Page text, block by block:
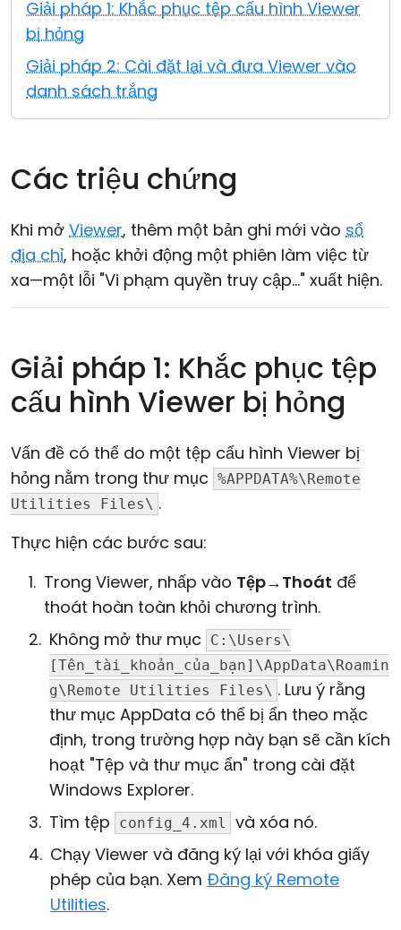
Giải pháp 1: Khắc phục tệp cấu hình Viewer
bị hỏng
Giải pháp 2: Cài đặt lại và đưa Viewer vào
danh sách trắng
Các triệu chứng
Khi mở Viewer, thêm một bản ghi mới vào sổ
địa chỉ, hoặc khởi động một phiên làm việc từ
xa—một lỗi "Vi phạm quyền truy cập..." xuất hiện.
Giải pháp 1: Khắc phục tệp
cấu hình Viewer bị hỏng
Vấn đề có thể do một tệp cấu hình Viewer bị
hỏng nằm trong thư mục %APPDATA%\Remote
Utilities Files\ .
Thực hiện các bước sau:
Trong Viewer, nhấp vào Tệp→Thoát để
thoát hoàn toàn khỏi chương trình.
Không mở thư mục
C:\Users\
[Tên_tài_khoản_của_bạn]\AppData\Roamin
g\Remote Utilities Files\ . Lưu ý rằng
thư mục AppData có thể bị ẩn theo mặc
định, trong trường hợp này bạn sẽ cần kích
hoạt "Tệp và thư mục ẩn" trong cài đặt
Windows Explorer.
Tìm tệp
config_4.xml
và xóa nó.
Chạy Viewer và đăng ký lại với khóa giấy
phép của bạn. Xem Đăng ký Remote
Utilities.
Đám mây & Tại chỗ